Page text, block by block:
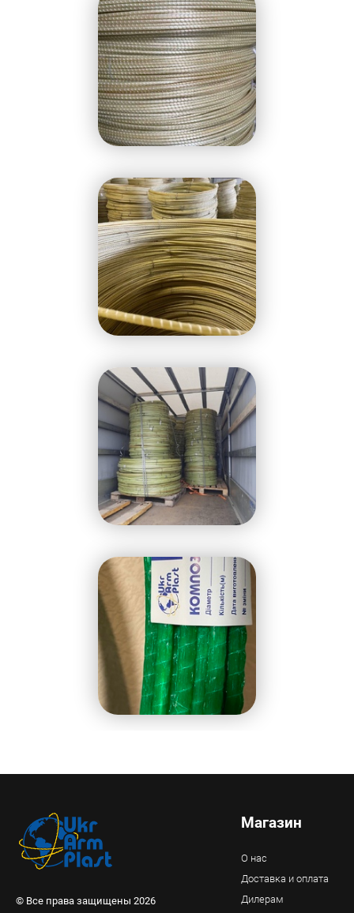
© Все права защищены 2026
Магазин
О нас
Доставка и оплата
Дилерам